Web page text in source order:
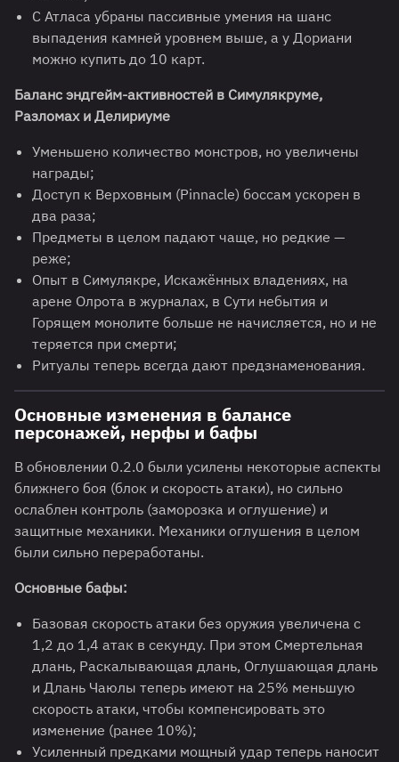
С Атласа убраны пассивные умения на шанс
выпадения камней уровнем выше, а у Дориани
можно купить до 10 карт.
Баланс эндгейм-активностей в Симулякруме,
Разломах и Делириуме
Уменьшено количество монстров, но увеличены
награды;
Доступ к Верховным (Pinnacle) боссам ускорен в
два раза;
Предметы в целом падают чаще, но редкие —
реже;
Опыт в Симулякре, Искажённых владениях, на
арене Олрота в журналах, в Сути небытия и
Горящем монолите больше не начисляется, но и не
теряется при смерти;
Ритуалы теперь всегда дают предзнаменования.
Основные изменения в балансе
персонажей, нерфы и бафы
В обновлении 0.2.0 были усилены некоторые аспекты
ближнего боя (блок и скорость атаки), но сильно
ослаблен контроль (заморозка и оглушение) и
защитные механики. Механики оглушения в целом
были сильно переработаны.
Основные бафы:
Базовая скорость атаки без оружия увеличена с
1,2 до 1,4 атак в секунду. При этом Смертельная
длань, Раскалывающая длань, Оглушающая длань
и Длань Чаюлы теперь имеют на 25% меньшую
скорость атаки, чтобы компенсировать это
изменение (ранее 10%);
Усиленный предками мощный удар теперь наносит